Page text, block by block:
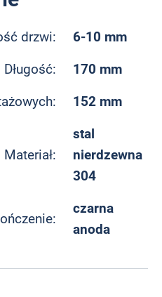
drzwi: 6-10 mm
Długość: 170 mm
152 mm
Materiał:
stal
nierdzewna
304
czarna
anoda